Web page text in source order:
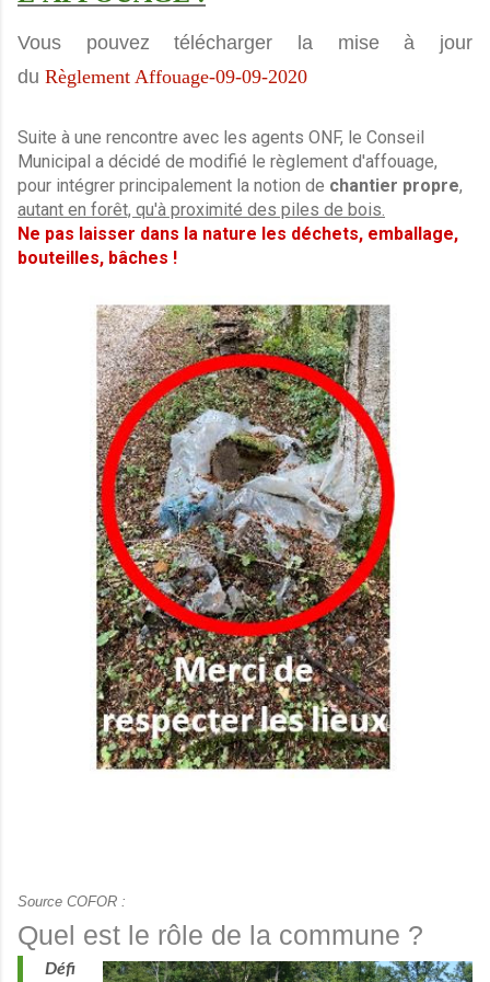
Vous pouvez télécharger la mise à jour
du Règlement Affouage-09-09-2020
Suite à une rencontre avec les agents ONF, le Conseil
Municipal a décidé de modifié le règlement d'affouage,
pour intégrer principalement la notion de chantier propre,
autant en forêt, qu'à proximité des piles de bois.
Ne pas laisser dans la nature les déchets, emballage,
bouteilles, bâches !
Source COFOR :
Quel est le rôle de la commune ?
Défi